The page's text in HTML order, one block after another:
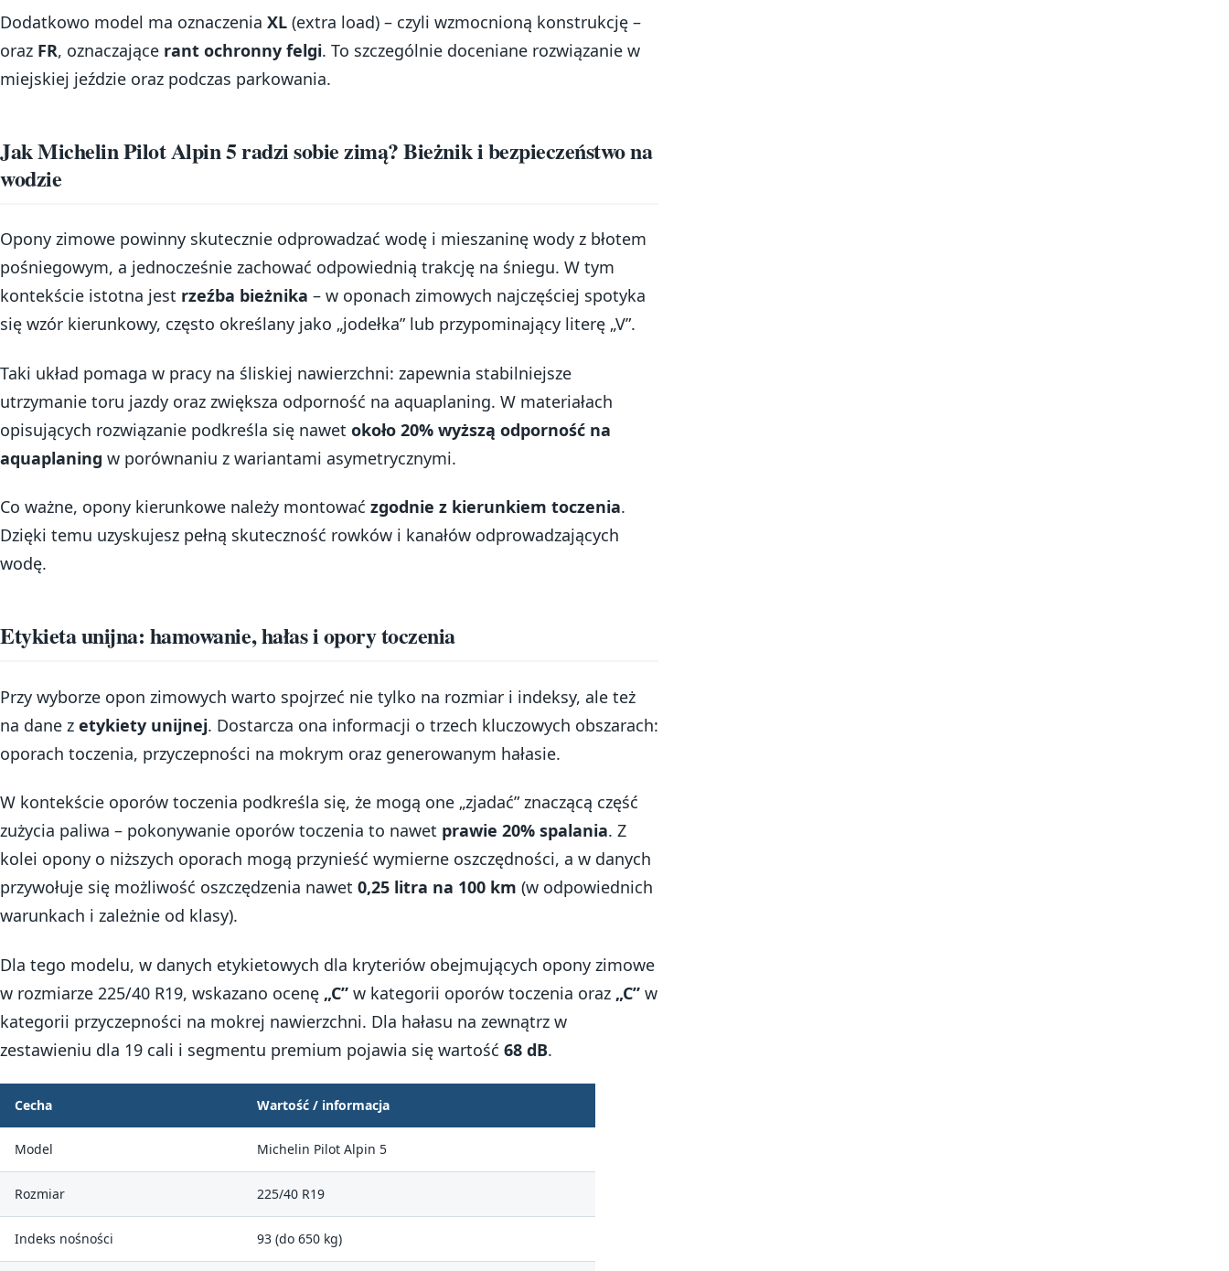
Dodatkowo model ma oznaczenia XL (extra load) – czyli wzmocnioną konstrukcję –
oraz FR, oznaczające rant ochronny felgi. To szczególnie doceniane rozwiązanie w
miejskiej jeździe oraz podczas parkowania.
Jak Michelin Pilot Alpin 5 radzi sobie zimą? Bieżnik i bezpieczeństwo na
wodzie
Opony zimowe powinny skutecznie odprowadzać wodę i mieszaninę wody z błotem
pośniegowym, a jednocześnie zachować odpowiednią trakcję na śniegu. W tym
kontekście istotna jest rzeźba bieżnika – w oponach zimowych najczęściej spotyka
się wzór kierunkowy, często określany jako „jodełka” lub przypominający literę „V”.
Taki układ pomaga w pracy na śliskiej nawierzchni: zapewnia stabilniejsze
utrzymanie toru jazdy oraz zwiększa odporność na aquaplaning. W materiałach
opisujących rozwiązanie podkreśla się nawet około 20% wyższą odporność na
aquaplaning w porównaniu z wariantami asymetrycznymi.
Co ważne, opony kierunkowe należy montować zgodnie z kierunkiem toczenia.
Dzięki temu uzyskujesz pełną skuteczność rowków i kanałów odprowadzających
wodę.
Etykieta unijna: hamowanie, hałas i opory toczenia
Przy wyborze opon zimowych warto spojrzeć nie tylko na rozmiar i indeksy, ale też
na dane z etykiety unijnej. Dostarcza ona informacji o trzech kluczowych obszarach:
oporach toczenia, przyczepności na mokrym oraz generowanym hałasie.
W kontekście oporów toczenia podkreśla się, że mogą one „zjadać” znaczącą część
zużycia paliwa – pokonywanie oporów toczenia to nawet prawie 20% spalania. Z
kolei opony o niższych oporach mogą przynieść wymierne oszczędności, a w danych
przywołuje się możliwość oszczędzenia nawet 0,25 litra na 100 km (w odpowiednich
warunkach i zależnie od klasy).
Dla tego modelu, w danych etykietowych dla kryteriów obejmujących opony zimowe
w rozmiarze 225/40 R19, wskazano ocenę „C” w kategorii oporów toczenia oraz „C” w
kategorii przyczepności na mokrej nawierzchni. Dla hałasu na zewnątrz w
zestawieniu dla 19 cali i segmentu premium pojawia się wartość 68 dB.
Cecha Wartość / informacja
Model Michelin Pilot Alpin 5
Rozmiar 225/40 R19
Indeks nośności 93 (do 650 kg)